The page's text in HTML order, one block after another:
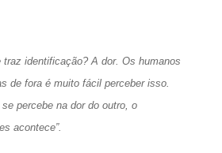
traz identificação? A dor. Os humanos
de fora é muito fácil perceber isso.
percebe na dor do outro, o
acontece”.